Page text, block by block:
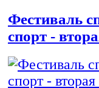
Фестиваль
спорт -